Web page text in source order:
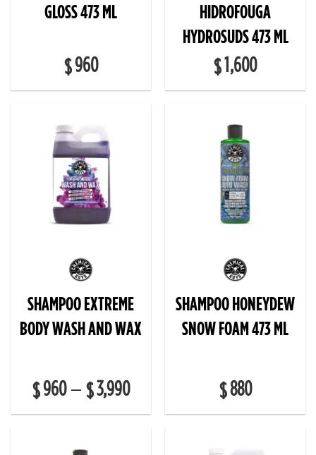
GLOSS 473 ML
$960
HIDROFOUGA
HYDROSUDS 473 ML
$1,600
SHAMPOO EXTREME
BODY WASH AND WAX
$960– $3,990
SHAMPOO HONEYDEW
SNOW FOAM 473 ML
$880